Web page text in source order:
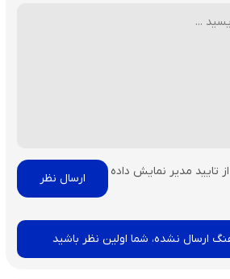
تایید مدیر نمایش داده
ارسال نشده، شما اولین نظر باشید